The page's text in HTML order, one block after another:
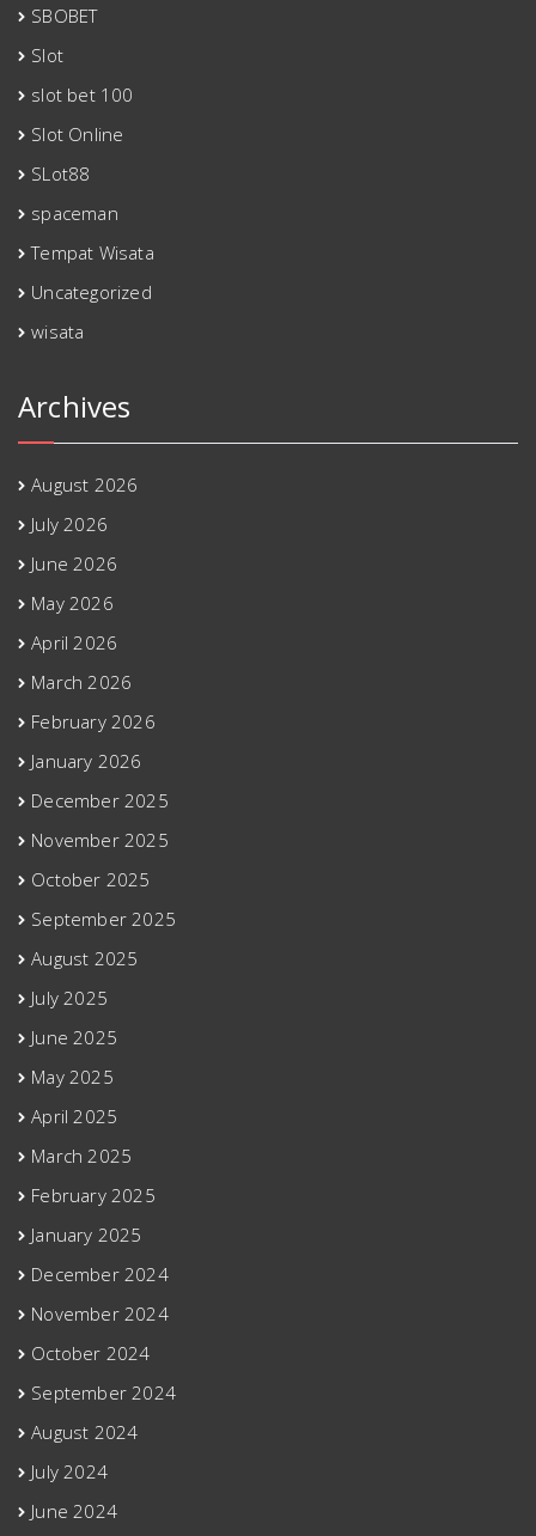
SBOBET
Slot
slot bet 100
Slot Online
SLot88
spaceman
Tempat Wisata
Uncategorized
wisata
Archives
August 2026
July 2026
June 2026
May 2026
April 2026
March 2026
February 2026
January 2026
December 2025
November 2025
October 2025
September 2025
August 2025
July 2025
June 2025
May 2025
April 2025
March 2025
February 2025
January 2025
December 2024
November 2024
October 2024
September 2024
August 2024
July 2024
June 2024